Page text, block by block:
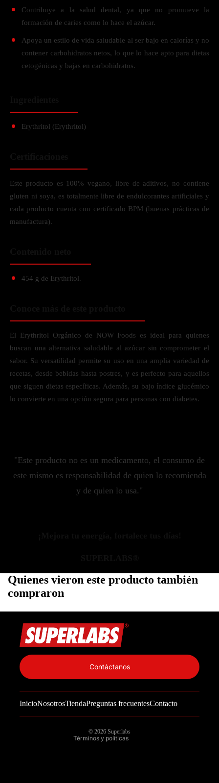
Contribuye a la salud dental, ya que no promueve la
formación de caries como lo hace el azúcar.
Apoya un estilo de vida saludable al ser bajo en calorías y no
contener carbohidratos netos, lo que lo hace apto para dietas
cetogénicas y bajas en carbohidratos.
Erythritol (Erythritol)
Este producto es 100% vegano, libre de aditivos, no contiene
gluten ni soya, es totalmente libre de endulcorantes artificiales y
cada producto cuenta con certificado BPM (buenas prácticas de
manufactura).
454 g de Erythritol.
El Erythritol Orgánico de NOW Foods es ideal para quienes
buscan una alternativa saludable al azúcar sin comprometer el
sabor. Su versatilidad permite su uso en una amplia variedad de
recetas, desde bebidas hasta postres, y es perfecto para aquellos
que siguen dietas específicas. Además, su bajo índice glucémico
lo convierte en una opción segura para personas con diabetes.
"Este producto no es un medicamento, el consumo de
este mismo es responsabilidad de quien lo recomienda
y de quien lo usa."
Quienes vieron este producto también
compraron
InicioNosotrosTiendaPreguntas frecuentesContacto
Contáctanos
© 2026 Superlabs
Términos y políticas
Información de contacto
Política de reembolso
Términos del servicio
Política de envío